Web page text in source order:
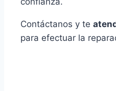
Contáctanos y te
para efectuar la